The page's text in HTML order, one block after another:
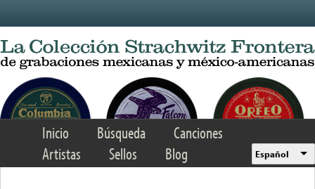
Inicio Búsqueda
Canciones
Artistas
Sellos Blog Español